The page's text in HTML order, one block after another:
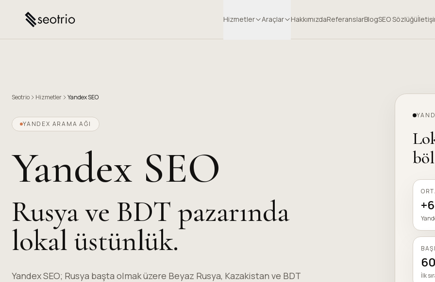
Hizmetler Araçlar HakkımızdaReferanslarBlogSEO Sözlüğü
Seotrio Hizmetler Yandex SEO
YANDEX ARAMA AĞI
Yandex SEO
Rusya ve BDT pazarında
lokal üstünlük.
Yandex SEO; Rusya başta olmak üzere Beyaz Rusya, Kazakistan ve BDT
İlk